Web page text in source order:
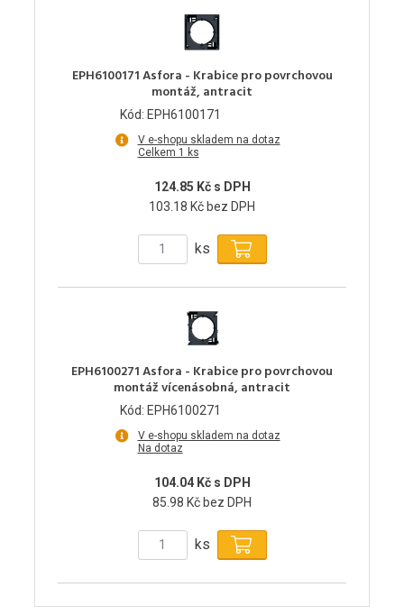
EPH6100171 Asfora - Krabice pro povrchovou
montáž, antracit
Kód: EPH6100171
V e-shopu skladem na dotaz
Celkem 1 ks
124.85 Kč s DPH
103.18 Kč bez DPH
ks
EPH6100271 Asfora - Krabice pro povrchovou
montáž vícenásobná, antracit
Kód: EPH6100271
V e-shopu skladem na dotaz
Na dotaz
104.04 Kč s DPH
85.98 Kč bez DPH
ks